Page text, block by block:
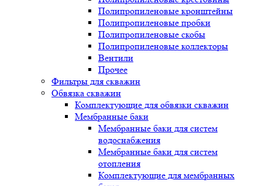
Полипропиленовые кронштейны
Полипропиленовые пробки
Полипропиленовые скобы
Полипропиленовые коллекторы
Вентили
Прочее
Фильтры для скважин
Обвязка скважин
Комплектующие для обвязки скважин
Мембранные баки
Мембранные баки для систем
водоснабжения
Мембранные баки для систем
отопления
Комплектующие для мембранных